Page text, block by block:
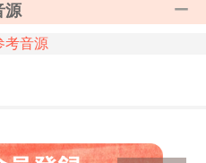
源
考音源